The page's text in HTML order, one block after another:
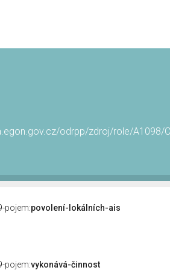
odrpp/zdroj/role/A1098/
pojem:povolení-lokálních-ais
pojem:vykonává-činnost